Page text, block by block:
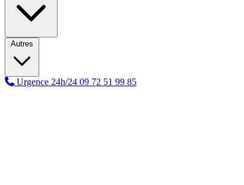
Autres
Urgence 24h/24 09 72 51 99 85